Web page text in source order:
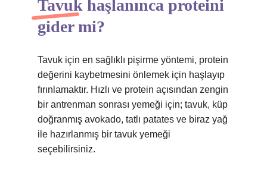
Tavuk haşlanınca proteini
gider mi?
Tavuk için en sağlıklı pişirme yöntemi, protein
değerini kaybetmesini önlemek için haşlayıp
fırınlamaktır. Hızlı ve protein açısından zengin
bir antrenman sonrası yemeği için; tavuk, küp
doğranmış avokado, tatlı patates ve biraz yağ
ile hazırlanmış bir tavuk yemeği
seçebilirsiniz.